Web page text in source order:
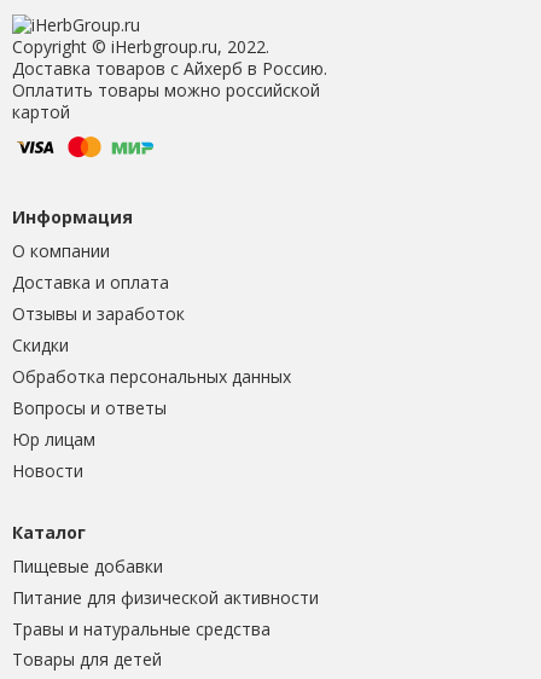
Copyright © iHerbgroup.ru, 2022.
Доставка товаров с Айхерб в Россию.
Оплатить товары можно российской
картой
Информация
О компании
Доставка и оплата
Отзывы и заработок
Скидки
Обработка персональных данных
Вопросы и ответы
Юр лицам
Новости
Каталог
Пищевые добавки
Питание для физической активности
Травы и натуральные средства
Товары для детей